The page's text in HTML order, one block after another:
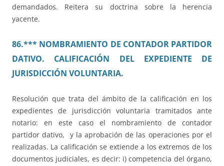
demandados. Reitera su doctrina sobre la herencia
yacente.
86.*** NOMBRAMIENTO DE CONTADOR PARTIDOR
DATIVO. CALIFICACIÓN DEL EXPEDIENTE DE
JURISDICCIÓN VOLUNTARIA.
Resolución que trata del ámbito de la calificación en los
expedientes de jurisdicción voluntaria tramitados ante
notario: en este caso el nombramiento de contador
partidor dativo, y la aprobación de las operaciones por el
realizadas. La calificación se extiende a los extremos de los
documentos judiciales, es decir: i) competencia del órgano,